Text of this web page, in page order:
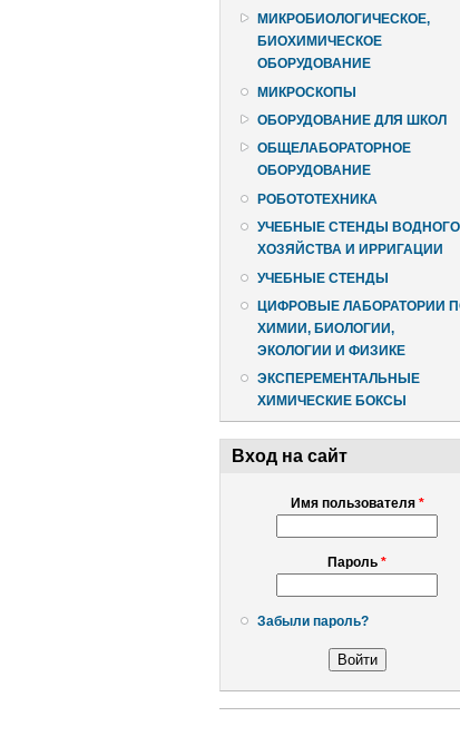
МИКРОБИОЛОГИЧЕСКОЕ,
БИОХИМИЧЕСКОЕ
ОБОРУДОВАНИЕ
МИКРОСКОПЫ
ОБОРУДОВАНИЕ ДЛЯ ШКОЛ
ОБЩЕЛАБОРАТОРНОЕ
ОБОРУДОВАНИЕ
РОБОТОТЕХНИКА
УЧЕБНЫЕ СТЕНДЫ ВОДНОГО
ХОЗЯЙСТВА И ИРРИГАЦИИ
УЧЕБНЫЕ СТЕНДЫ
ЦИФРОВЫЕ ЛАБОРАТОРИИ
ХИМИИ, БИОЛОГИИ,
ЭКОЛОГИИ И ФИЗИКЕ
ЭКСПЕРЕМЕНТАЛЬНЫЕ
ХИМИЧЕСКИЕ БОКСЫ
Вход на сайт
Имя пользователя *
Пароль *
Забыли пароль?